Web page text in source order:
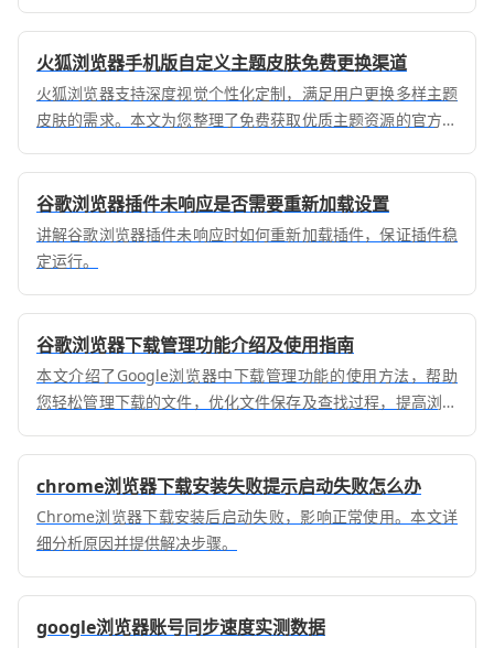
火狐浏览器手机版自定义主题皮肤免费更换渠道
火狐浏览器支持深度视觉个性化定制，满足用户更换多样主题
皮肤的需求。本文为您整理了免费获取优质主题资源的官方与
终端。
谷歌浏览器插件未响应是否需要重新加载设置
讲解谷歌浏览器插件未响应时如何重新加载插件，保证插件稳
定运行。
谷歌浏览器下载管理功能介绍及使用指南
本文介绍了Google浏览器中下载管理功能的使用方法，帮助
您轻松管理下载的文件，优化文件保存及查找过程，提高浏览
chrome浏览器下载安装失败提示启动失败怎么办
Chrome浏览器下载安装后启动失败，影响正常使用。本文详
细分析原因并提供解决步骤。
google浏览器账号同步速度实测数据